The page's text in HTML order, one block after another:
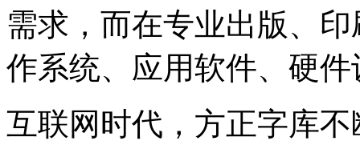
需求，而在专业出版、
作系统、应用软件、硬
互联网时代，方正字库